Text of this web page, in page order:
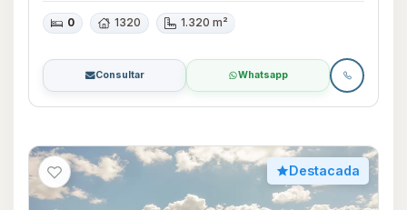
0 1320 1.320 m²
Consultar Whatsapp
Destacada